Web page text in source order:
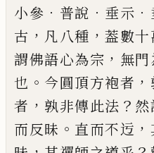
小參 ． 普說 ． 垂示 ．
古 ， 凡八種 ，葢數十
謂佛語心為宗 ， 無
也 。 今圓頂方袍者 ，
者 ， 孰非傳此法 ？
而反昧 。 直而不迃 ，